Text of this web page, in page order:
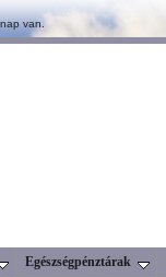
van.
Egészségpénztárak